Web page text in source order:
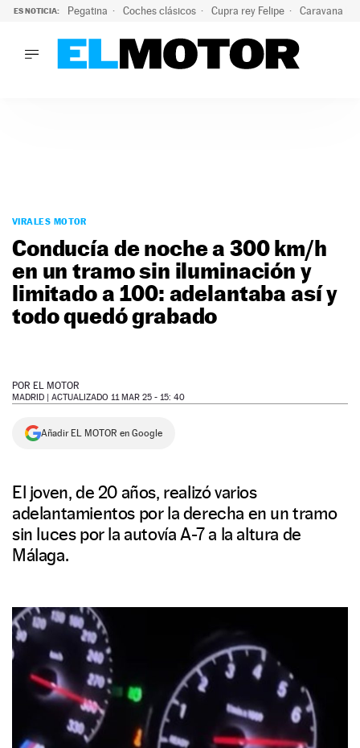
ES NOTICIA: Pegatina Coches clásicos Cupra rey Felipe Caravana
PODCAST
MOTOS
TECNOLOGÍA
SUPERCOCHES
MOTORTV
NEWSLETTER
SÍGUENOS
VIRALES MOTOR
Conducía de noche a 300 km/h
en un tramo sin iluminación y
limitado a 100: adelantaba así y
todo quedó grabado
POR EL MOTOR
MADRID | ACTUALIZADO 11 MAR 25 - 15: 40
Añadir EL MOTOR en Google
El joven, de 20 años, realizó varios
adelantamientos por la derecha en un tramo
sin luces por la autovía A-7 a la altura de
Málaga.